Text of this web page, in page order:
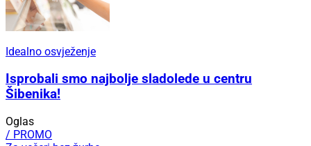
Idealno osvježenje
Isprobali smo najbolje sladolede u centru
Šibenika!
Oglas
/ PROMO